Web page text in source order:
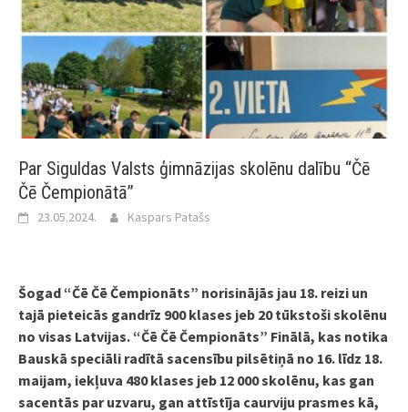
Par Siguldas Valsts ģimnāzijas skolēnu dalību “Čē
Čē Čempionātā”
23.05.2024. Kaspars Patašs
Šogad “Čē Čē Čempionāts” norisinājās jau 18. reizi un
tajā pieteicās gandrīz 900 klases jeb 20 tūkstoši skolēnu
no visas Latvijas. “Čē Čē Čempionāts” Finālā, kas notika
Bauskā speciāli radītā sacensību pilsētiņā no 16. līdz 18.
maijam, iekļuva 480 klases jeb 12 000 skolēnu, kas gan
sacentās par uzvaru, gan attīstīja caurviju prasmes kā,